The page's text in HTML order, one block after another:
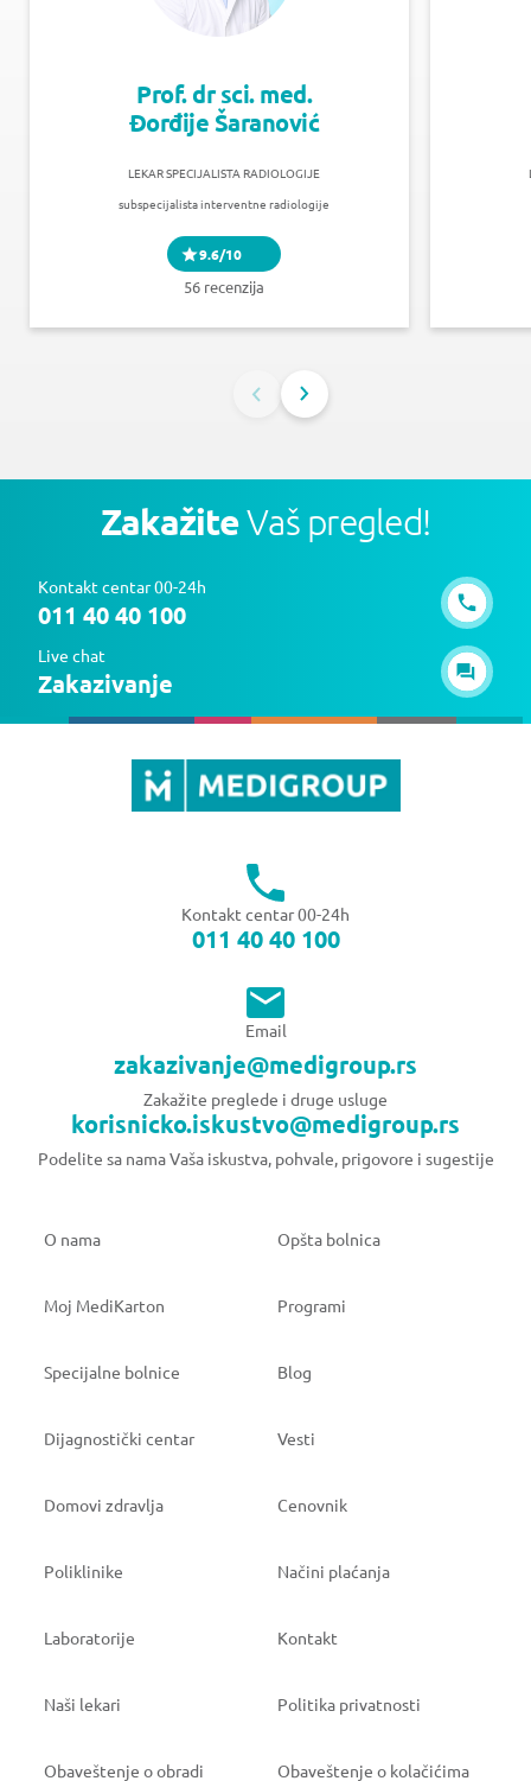
Prof. dr sci. med.
Đorđije Šaranović
LEKAR SPECIJALISTA RADIOLOGIJE
subspecijalista interventne radiologije
9.6/10
56 recenzija
ZakažiteVaš pregled!
Kontakt centar 00-24h
011 40 40 100
Live chat
Zakazivanje
Kontakt centar 00-24h
011 40 40 100
Email
zakazivanje@medigroup.rs
Zakažite preglede i druge usluge
korisnicko.iskustvo@medigroup.rs
Podelite sa nama Vaša iskustva, pohvale, prigovore i sugestije
O nama Opšta bolnica
Moj MediKarton Programi
Specijalne bolnice Blog
Dijagnostički centar Vesti
Domovi zdravlja Cenovnik
Poliklinike Načini plaćanja
Laboratorije Kontakt
Naši lekari Politika privatnosti
Obaveštenje o obradi Obaveštenje o kolačićima